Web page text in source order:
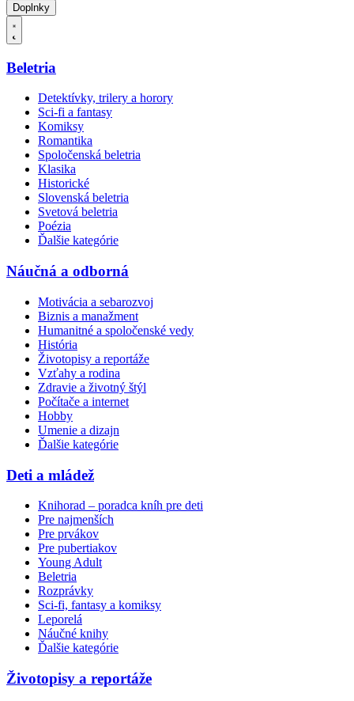
Doplnky
Beletria
Detektívky, trilery a horory
Sci-fi a fantasy
Komiksy
Romantika
Spoločenská beletria
Klasika
Historické
Slovenská beletria
Svetová beletria
Poézia
Ďalšie kategórie
Náučná a odborná
Motivácia a sebarozvoj
Biznis a manažment
Humanitné a spoločenské vedy
História
Životopisy a reportáže
Vzťahy a rodina
Zdravie a životný štýl
Počítače a internet
Hobby
Umenie a dizajn
Ďalšie kategórie
Deti a mládež
Knihorad – poradca kníh pre deti
Pre najmenších
Pre prvákov
Pre pubertiakov
Young Adult
Beletria
Rozprávky
Sci-fi, fantasy a komiksy
Leporelá
Náučné knihy
Ďalšie kategórie
Životopisy a reportáže